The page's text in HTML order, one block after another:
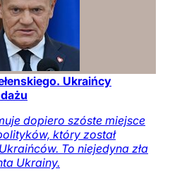
Ukraińcy
dopiero szóste miejsce
który został
To niejedyna zła
Ukrainy.